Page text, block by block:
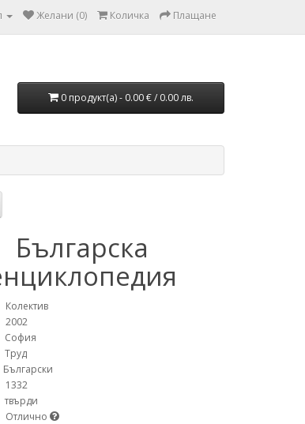
Желани (0) Количка Плащане
0 продукт(а) - 0.00 € / 0.00 лв.
Българска
Труд
Отлично